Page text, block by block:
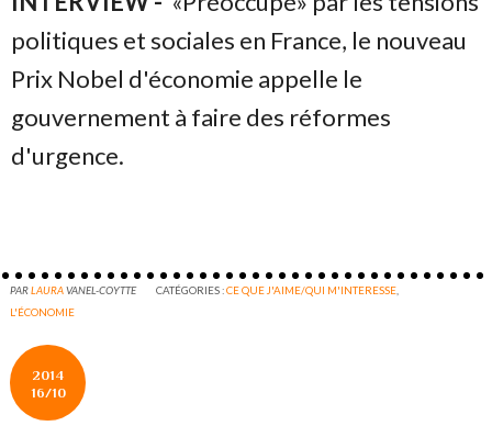
politiques et sociales en France, le nouveau
Prix Nobel d'économie appelle le
gouvernement à faire des réformes
d'urgence.
PARLAURAVANEL-COYTTE CATÉGORIES :CE QUE J'AIME/QUI M'INTERESSE
L'ÉCONOMIE
2014
16/10